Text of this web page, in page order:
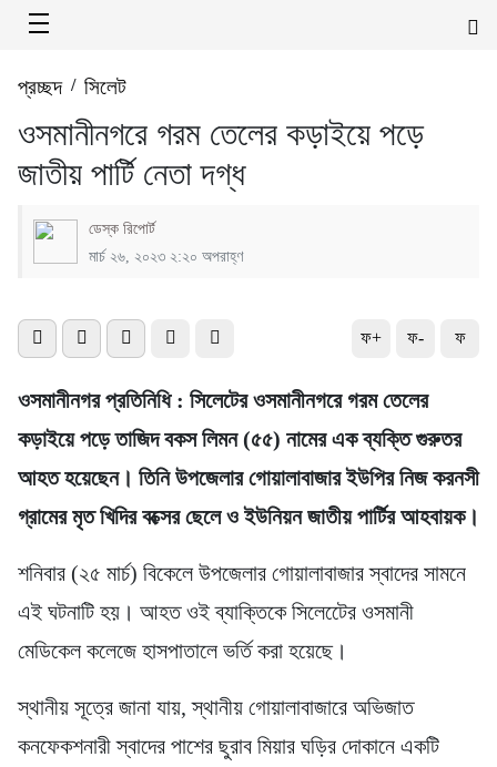
প্রচ্ছদ/ সিলেট
ওসমানীনগরে গরম তেলের কড়াইয়ে পড়ে
জাতীয় পার্টি নেতা দগ্ধ
ডেস্ক রিপোর্ট
মার্চ ২৬, ২০২৩ ২:২০ অপরাহ্ণ
ফ+ ফ- ফ
ওসমানীনগর প্রতিনিধি : সিলেটের ওসমানীনগরে গরম তেলের
কড়াইয়ে পড়ে তাজিদ বকস লিমন (৫৫) নামের এক ব্যক্তি গুরুতর
আহত হয়েছেন। তিনি উপজেলার গোয়ালাবাজার ইউপির নিজ করনসী
গ্রামের মৃত খিদির বক্সের ছেলে ও ইউনিয়ন জাতীয় পার্টির আহবায়ক।
শনিবার (২৫ মার্চ) বিকেলে উপজেলার গোয়ালাবাজার স্বাদের সামনে
এই ঘটনাটি হয়। আহত ওই ব্যাক্তিকে সিলেটেের ওসমানী
মেডিকেল কলেজে হাসপাতালে ভর্তি করা হয়েছে।
স্থানীয় সূত্রে জানা যায়, স্থানীয় গোয়ালাবাজারে অভিজাত
কনফেকশনারী স্বাদের পাশের ছুরাব মিয়ার ঘড়ির দোকানে একটি